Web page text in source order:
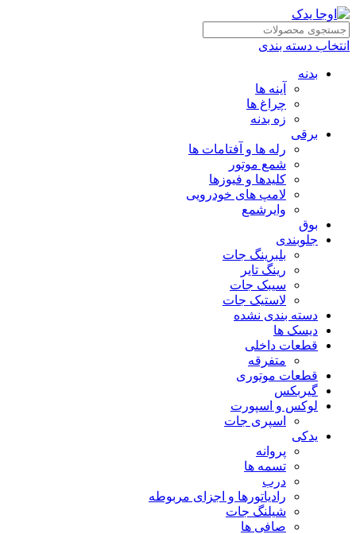
انتخاب دسته بندی
بدنه
آینه ها
چراغ ها
زه بدنه
برقی
رله ها و آفتامات ها
شمع موتور
کلیدها و فیوزها
لامپ های خودرویی
وایرشمع
بوق
جلوبندی
بلبرینگ جات
رینگ تایر
سیبک جات
لاستیک جات
دسته بندی نشده
دیسک ها
قطعات داخلی
متفرقه
قطعات موتوری
گیربکس
لوکس و اسپورت
اسپری جات
یدکی
پروانه
تسمه ها
درب
رادیاتورها و اجزای مربوطه
شیلنگ جات
صافی ها